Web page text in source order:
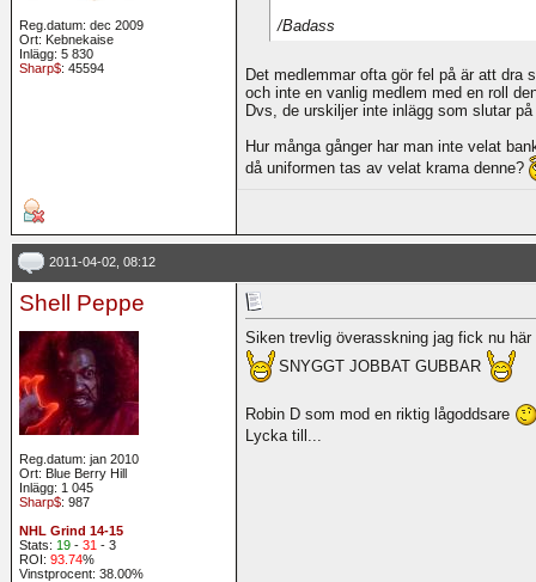
Reg.datum: dec 2009
Ort: Kebnekaise
Inlägg: 5 830
Sharp$: 45594
/Badass
Det medlemmar ofta gör fel på är att dra
och inte en vanlig medlem med en roll
Dvs, de urskiljer inte inlägg som slutar
Hur många gånger har man inte velat
då uniformen tas av velat krama denne?
2011-04-02, 08:12
Shell Peppe
Reg.datum: jan 2010
Ort: Blue Berry Hill
Inlägg: 1 045
Sharp$: 987
NHL Grind 14-15
Stats: 19 - 31 - 3
ROI: 93.74%
Vinstprocent: 38.00%
Siken trevlig överasskning jag fick nu
SNYGGT JOBBAT GUBBAR
Robin D som mod en riktig lågoddsare
Lycka till...